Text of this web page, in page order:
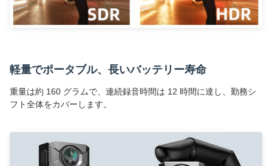
軽量でポータブル、長いバッテリー寿命
重量は約 160 グラムで、連続録音時間は 12 時間に達し、勤務シ
フト全体をカバーします。